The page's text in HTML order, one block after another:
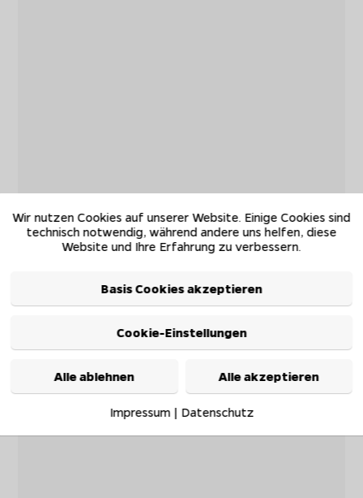
Wir nutzen Cookies auf unserer Website. Einige Cookies sind
technisch notwendig, während andere uns helfen, diese
Website und Ihre Erfahrung zu verbessern.
Basis Cookies akzeptieren
Cookie-Einstellungen
Alle ablehnen Alle akzeptieren
Impressum| Datenschutz